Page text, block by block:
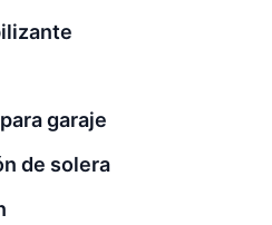
garaje
de solera